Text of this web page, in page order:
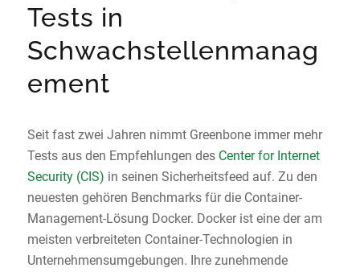
Tests in
Schwachstellenmanag
ement
Seit fast zwei Jahren nimmt Greenbone immer mehr
Tests aus den Empfehlungen des Center for Internet
Security (CIS) in seinen Sicherheitsfeed auf. Zu den
neuesten gehören Benchmarks für die Container-
Management-Lösung Docker. Docker ist eine der am
meisten verbreiteten Container-Technologien in
Unternehmensumgebungen. Ihre zunehmende